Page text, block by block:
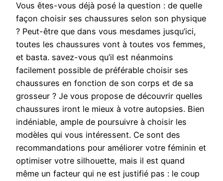
Vous êtes-vous déjà posé la question : de quelle
façon choisir ses chaussures selon son physique
? Peut-être que dans vous mesdames jusqu’ici,
toutes les chaussures vont à toutes vos femmes,
et basta. savez-vous qu’il est néanmoins
facilement possible de préférable choisir ses
chaussures en fonction de son corps et de sa
grosseur ? Je vous propose de découvrir quelles
chaussures iront le mieux à votre autopsies. Bien
indéniable, ample de poursuivre à choisir les
modèles qui vous intéressent. Ce sont des
recommandations pour améliorer votre féminin et
optimiser votre silhouette, mais il est quand
même un facteur qui ne est justifié pas : le coup